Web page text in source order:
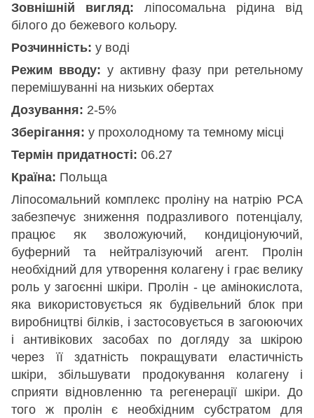
Зовнішній вигляд: ліпосомальна рідина від
білого до бежевого кольору.
Розчинність: у воді
Режим вводу: у активну фазу при ретельному
перемішуванні на низьких обертах
Дозування: 2-5%
Зберігання: у прохолодному та темному місці
Термін придатності: 06.27
Країна: Польща
Ліпосомальний комплекс проліну на натрію РСА
забезпечує зниження подразливого потенціалу,
працює як зволожуючий, кондиціонуючий,
буферний та нейтралізуючий агент. Пролін
необхідний для утворення колагену і грає велику
роль у загоєнні шкіри. Пролін - це амінокислота,
яка використовується як будівельний блок при
виробництві білків, і застосовується в загоюючих
і антивікових засобах по догляду за шкірою
через її здатність покращувати еластичність
шкіри, збільшувати продокування колагену і
сприяти відновленню та регенерації шкіри. До
того ж пролін є необхідним субстратом для